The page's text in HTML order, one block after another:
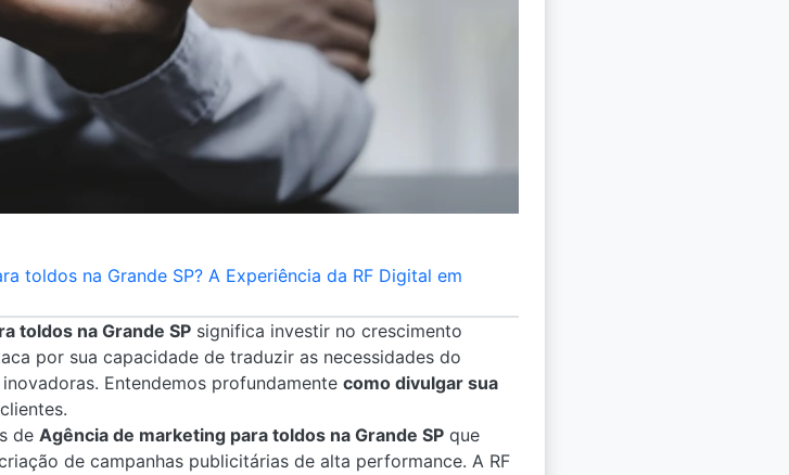
toldos na Grande SP? A Experiência da RF Digital em
toldos na Grande SP significa investir no crescimento
por sua capacidade de traduzir as necessidades do
Entendemos profundamente como divulgar sua
de Agência de marketing para toldos na Grande SP que
de campanhas publicitárias de alta performance. A RF